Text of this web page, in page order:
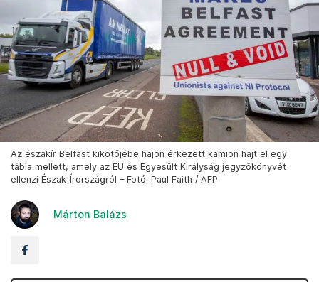
Az északír Belfast kikötőjébe hajón érkezett kamion hajt el egy
tábla mellett, amely az EU és Egyesült Királyság jegyzőkönyvét
ellenzi Észak-Írországról – Fotó: Paul Faith / AFP
Márton Balázs